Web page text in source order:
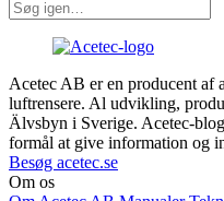
Acetec AB er en producent af
luftrensere. Al udvikling,
Älvsbyn i Sverige. Acetec-
formål at give information og
Besøg acetec.se
Om os